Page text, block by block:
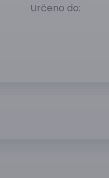
Určeno do: